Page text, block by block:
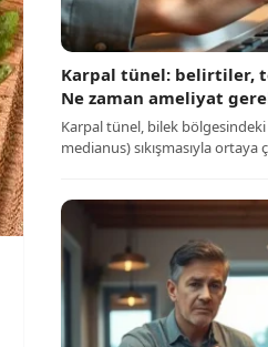
Karpal tünel: belirtiler,
Ne zaman ameliyat
Karpal tünel, bilek
medianus) sıkışmasıyla ortaya